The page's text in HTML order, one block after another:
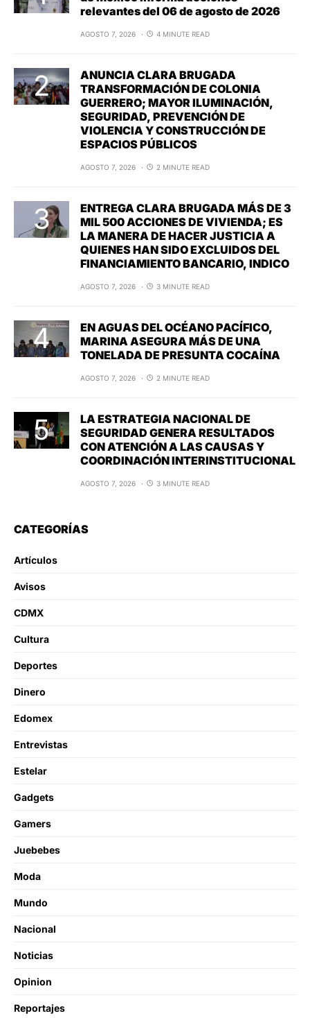
relevantes del 06 de agosto de 2026
AGOSTO 7, 2026 4 MINUTE READ
ANUNCIA CLARA BRUGADA
TRANSFORMACIÓN DE COLONIA
GUERRERO; MAYOR ILUMINACIÓN,
SEGURIDAD, PREVENCIÓN DE
VIOLENCIA Y CONSTRUCCIÓN DE
ESPACIOS PÚBLICOS
AGOSTO 7, 2026 2 MINUTE READ
ENTREGA CLARA BRUGADA MÁS DE 3
MIL 500 ACCIONES DE VIVIENDA; ES
LA MANERA DE HACER JUSTICIA A
QUIENES HAN SIDO EXCLUIDOS DEL
FINANCIAMIENTO BANCARIO, INDICO
AGOSTO 7, 2026 3 MINUTE READ
EN AGUAS DEL OCÉANO PACÍFICO,
MARINA ASEGURA MÁS DE UNA
TONELADA DE PRESUNTA COCAÍNA
AGOSTO 7, 2026 2 MINUTE READ
LA ESTRATEGIA NACIONAL DE
SEGURIDAD GENERA RESULTADOS
CON ATENCIÓN A LAS CAUSAS Y
COORDINACIÓN INTERINSTITUCIONAL
AGOSTO 7, 2026 3 MINUTE READ
CATEGORÍAS
Artículos
Avisos
CDMX
Cultura
Deportes
Dinero
Edomex
Entrevistas
Estelar
Gadgets
Gamers
Juebebes
Moda
Mundo
Nacional
Noticias
Opinion
Reportajes